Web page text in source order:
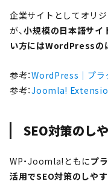
企業サイトとしてオリ
が、小規模の日本語サイ
い方にはWordPressの
参考：WordPress｜プラ
参考：Joomla!
SEO対策のし
WP・Joomla!ともにプ
活用でSEO対策のしや